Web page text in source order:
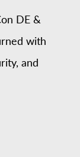
DE &
with
and